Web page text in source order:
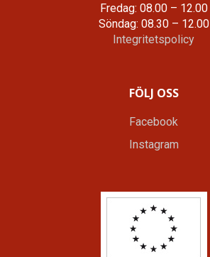
Fredag: 08.00 – 12.00
Söndag: 08.30 – 12.00
Integritetspolicy
FÖLJ OSS
Facebook
Instagram